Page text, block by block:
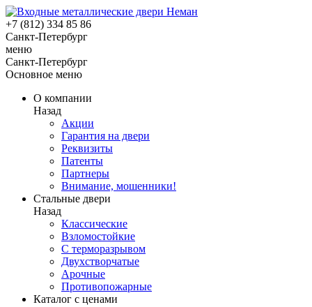
+7 (812) 334 85 86
Санкт-Петербург
меню
Санкт-Петербург
Основное меню
О компании
Назад
Акции
Гарантия на двери
Реквизиты
Патенты
Партнеры
Внимание, мошенники!
Стальные двери
Назад
Классические
Взломостойкие
С терморазрывом
Двухстворчатые
Арочные
Противопожарные
Каталог с ценами